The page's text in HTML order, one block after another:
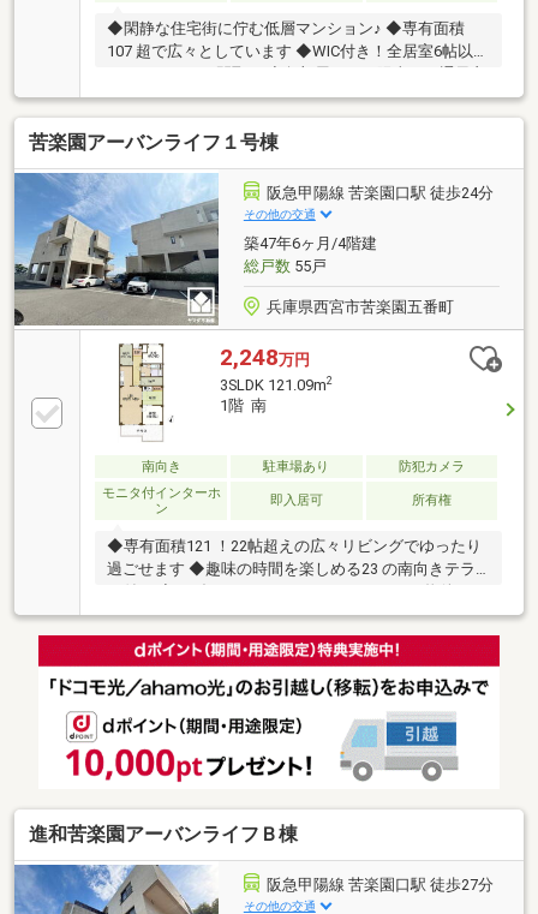
◆閑静な住宅街に佇む低層マンション♪ ◆専有面積
107 超で広々としています ◆WIC付き！全居室6帖以上
好、開放感のあるお家です
苦楽園アーバンライフ１号棟
阪急甲陽線 苦楽園口駅 徒歩24分
その他の交通
築47年6ヶ月/4階建
総戸数55戸
兵庫県西宮市苦楽園五番町
2,248万円
3SLDK 121.09m2
1階 南
南向き 駐車場あり
防犯カメラ
モニタ付インターホ
ン
即入居可 所有権
◆専有面積121 ！22帖超えの広々リビングでゆったり
過ごせます ◆趣味の時間を楽しめる23 の南向きテラ
◆階下への物音を気にせず暮らせる1階部分です
進和苦楽園アーバンライフＢ棟
阪急甲陽線 苦楽園口駅 徒歩27分
その他の交通